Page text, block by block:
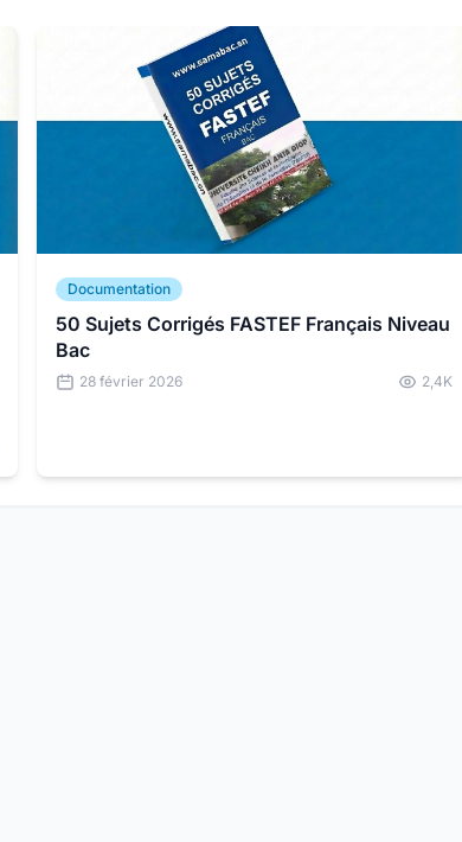
Documentation
50 Sujets Corrigés FASTEF Français Niveau
Bac
28 février 2026 2,4K